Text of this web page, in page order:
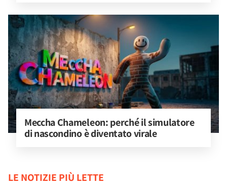
Meccha Chameleon: perché il simulatore
di nascondino è diventato virale
LE NOTIZIE PIÙ LETTE